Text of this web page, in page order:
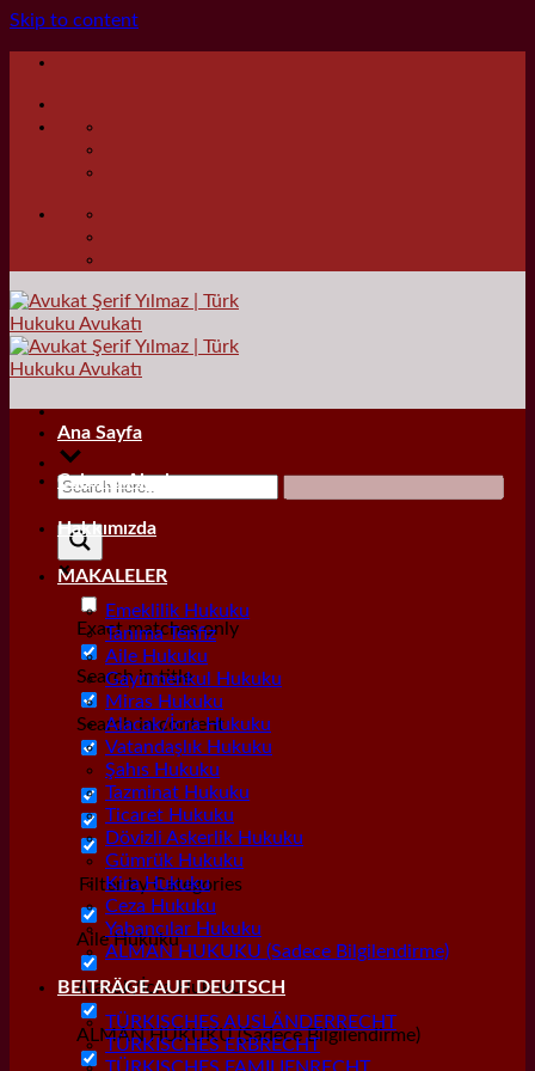
Skip to content
Exact matches only
Search in title
Search in content
Filter by Categories
Aile Hukuku
Alacak/İcra Hukuku
ALMAN HUKUKU (Sadece Bilgilendirme)
Ana Sayfa
Çalışma Alanları
Hakkımızda
MAKALELER
Emeklilik Hukuku
Tanıma Tenfiz
Aile Hukuku
Gayrımenkul Hukuku
Miras Hukuku
Alacak/İcra Hukuku
Vatandaşlık Hukuku
Şahıs Hukuku
Tazminat Hukuku
Ticaret Hukuku
Dövizli Askerlik Hukuku
Gümrük Hukuku
Kira Hukuku
Ceza Hukuku
Yabancılar Hukuku
ALMAN HUKUKU (Sadece Bilgilendirme)
BEITRÄGE AUF DEUTSCH
TÜRKISCHES AUSLÄNDERRECHT
TÜRKISCHES ERBRECHT